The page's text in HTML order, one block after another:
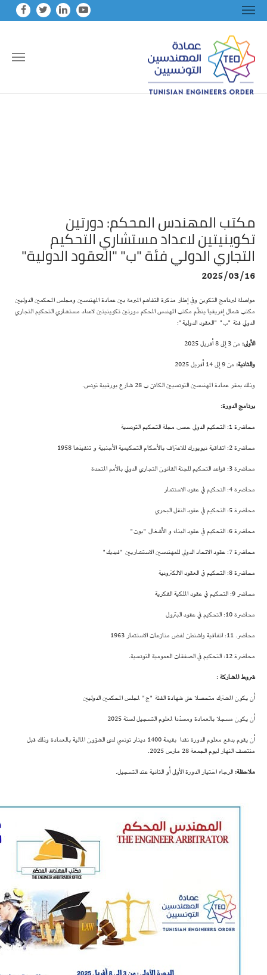
مكتب المهندس المحكم: دورتين
تكوينيتين لاعداد مستشاري التحكيم
التجاري الدولي فئة "ب" "العقود الدولية"
2025/03/16
مواصلة لبرنامج التكوين وفي إطار مذكرة التفاهم المبرمة بين عمادة المهندسين ومجلس المحكمين الدوليين
مكتب شمال إفريقيا ينظّم مكتب المهندس المحكم دورتين تكوينيتين لاعداد مستشاري التحكيم التجاري
الدولي فئة "ب" "العقود الدولية":
الأولى: من 3 إلى 8 أفريل 2025
والثانية: من 9 إلى 14 أفريل 2025
وذلك بمقر عمادة المهندسين التونسيين الكائن ب 28 شارع بورقيبة تونس.
برنامج الدورة:
محاضرة 1: التحكيم الدولي حسب مجلة التحكيم التونسية
محاضرة 2: اتفاقية نيويورك للاعتراف بالأحكام التحكيمية الأجنبية و تنفيذها 1958
محاضرة 3: قواعد التحكيم للجنة القانون التجاري الدولي بالأمم المتحدة
محاضرة 4: التحكيم في عقود الاستثمار
محاضرة 5: التحكيم في عقود النقل البحري
محاضرة 6: التحكيم في عقود البناء و الأشغال "بوت"
محاضرة 7: عقود الاتحاد الدولي للمهندسين الاستشاريين "فيديك"
محاضرة 8: التحكيم في العقود الالكترونية
محاضر 9: التحكيم في عقود الملكية الفكرية
محاضرة 10: التحكيم في عقود البترول
محاضر. 11: اتفاقية واشنطن لفض منازعات الاستثمار 1963
محاضرة 12: التحكيم في الصفقات العمومية التونسية.
شروط المشاركة :
أن يكون المشترك متحصلا على شهادة الفئة "ج" لمجلس المحكمين الدوليين
أن يكون مسجلا بالعمادة ومسدّدا لمعلوم التسجيل لسنة 2025
أن يقوم بدفع معلوم الدورة نقدا بقيمة 1400 دينار تونسي لدى الشؤون المالية بالعمادة وذلك قبل
منتصف النهار ليوم الجمعة 28 مارس 2025.
ملاحظة: الرجاء اختيار الدورة الأولى أو الثانية عند التسجيل.